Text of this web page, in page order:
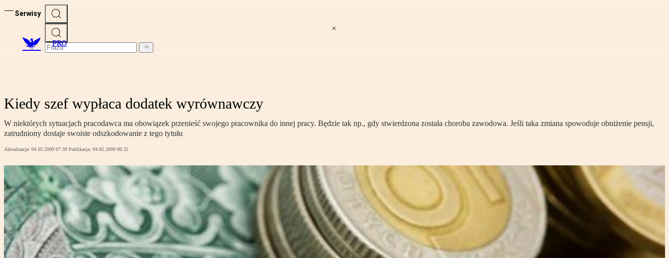
Serwisy
PRO
Kiedy szef wypłaca dodatek wyrównawczy
W niektórych sytuacjach pracodawca ma obowiązek przenieść swojego pracownika do innej pracy. Będzie tak np., gdy stwierdzona została choroba zawodowa. Jeśli taka zmiana spowoduje obniżenie pensji,
zatrudniony dostaje swoiste odszkodowanie z tego tytułu
Aktualizacja: 04.05.2009 07:39 Publikacja: 04.05.2009 06:32